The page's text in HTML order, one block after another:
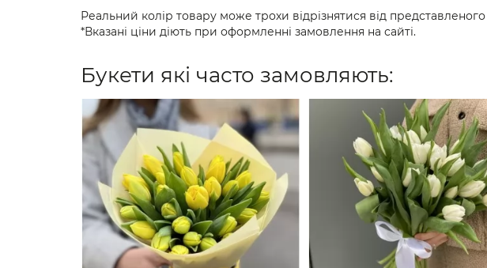
Реальний колір товару може трохи відрізнятися від
*Вказані ціни діють при оформленні замовлення на сайті.
Букети які часто замовляють: